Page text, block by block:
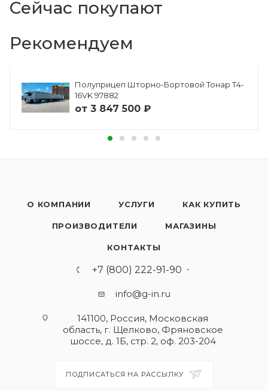
Сейчас покупают
Рекомендуем
Полуприцеп Шторно-Бортовой Тонар Т4-
16VK 97882
от 3 847 500 ₽
О КОМПАНИИ УСЛУГИ КАК КУПИТЬ
ПРОИЗВОДИТЕЛИ МАГАЗИНЫ
КОНТАКТЫ
+7 (800) 222-91-90
info@g-in.ru
141100, Россия, Московская
область, г. Щелково, Фряновское
шоссе, д. 1Б, стр. 2, оф. 203-204
ПОДПИСАТЬСЯ НА РАССЫЛКУ